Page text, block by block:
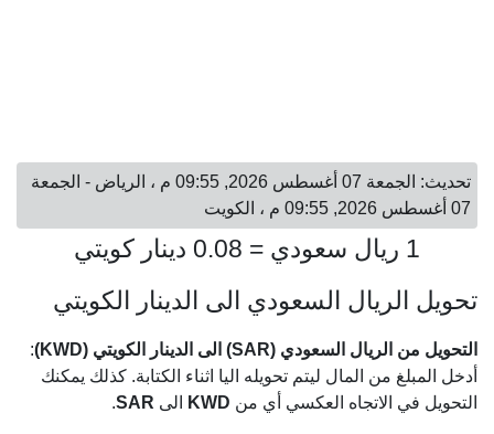
تحديث: الجمعة 07 أغسطس 2026, 09:55 م ، الرياض - الجمعة
07 أغسطس 2026, 09:55 م ، الكويت
1 ريال سعودي = 0.08 دينار كويتي
تحويل الريال السعودي الى الدينار الكويتي
التحويل من الريال السعودي (SAR) الى الدينار الكويتي (KWD)
:
أدخل المبلغ من المال ليتم تحويله اليا اثناء الكتابة. كذلك يمكنك
التحويل في الاتجاه العكسي أي من KWD الى SAR
.